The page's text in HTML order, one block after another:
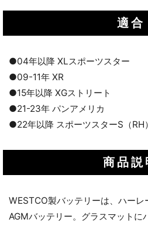
適合
●04年以降 XLスポーツスター
●09-11年 XR
●15年以降 XGストリート
●21-23年 パンアメリカ
●22年以降 スポーツスターS（RH）
商品説
WESTCO製バッテリーは、ハーレ
AGMバッテリー。グラスマットに